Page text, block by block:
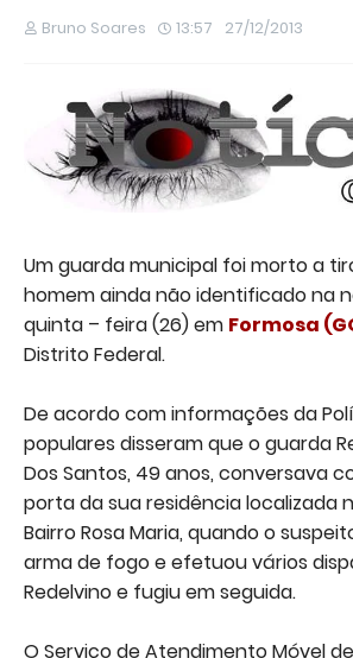
Bruno Soares 13:57 27/12/2013
Um guarda municipal foi morto a
homem ainda não identificado na
quinta – feira (26) em Formosa
Distrito Federal.
De acordo com informações da
populares disseram que o guarda
Dos Santos, 49 anos, conversava
porta da sua residência localizada
Bairro Rosa Maria, quando o
arma de fogo e efetuou vários
Redelvino e fugiu em seguida.
O Serviço de Atendimento Móvel